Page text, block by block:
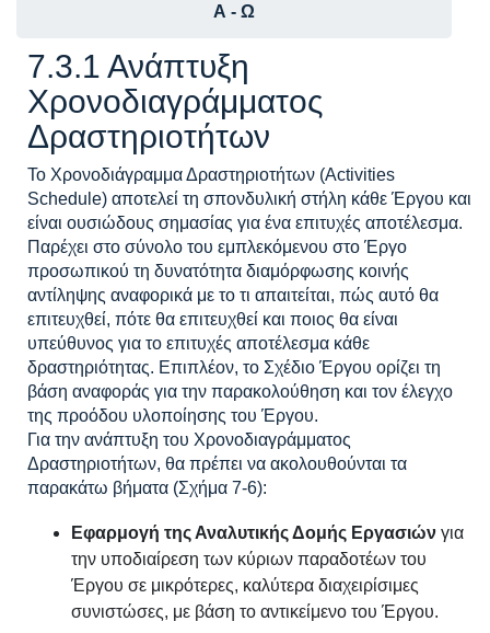
Α - Ω
7.3.1 Ανάπτυξη
Χρονοδιαγράμματος
Δραστηριοτήτων
Το Χρονοδιάγραμμα Δραστηριοτήτων (Activities
Schedule) αποτελεί τη σπονδυλική στήλη κάθε Έργου και
είναι ουσιώδους σημασίας για ένα επιτυχές αποτέλεσμα.
Παρέχει στο σύνολο του εμπλεκόμενου στο Έργο
προσωπικού τη δυνατότητα διαμόρφωσης κοινής
αντίληψης αναφορικά με το τι απαιτείται, πώς αυτό θα
επιτευχθεί, πότε θα επιτευχθεί και ποιος θα είναι
υπεύθυνος για το επιτυχές αποτέλεσμα κάθε
δραστηριότητας. Επιπλέον, το Σχέδιο Έργου ορίζει τη
βάση αναφοράς για την παρακολούθηση και τον έλεγχο
της προόδου υλοποίησης του Έργου.
Για την ανάπτυξη του Χρονοδιαγράμματος
Δραστηριοτήτων, θα πρέπει να ακολουθούνται τα
παρακάτω βήματα (Σχήμα 7-6):
Εφαρμογή της Αναλυτικής Δομής Εργασιών για
την υποδιαίρεση των κύριων παραδοτέων του
Έργου σε μικρότερες, καλύτερα διαχειρίσιμες
συνιστώσες, με βάση το αντικείμενο του Έργου.